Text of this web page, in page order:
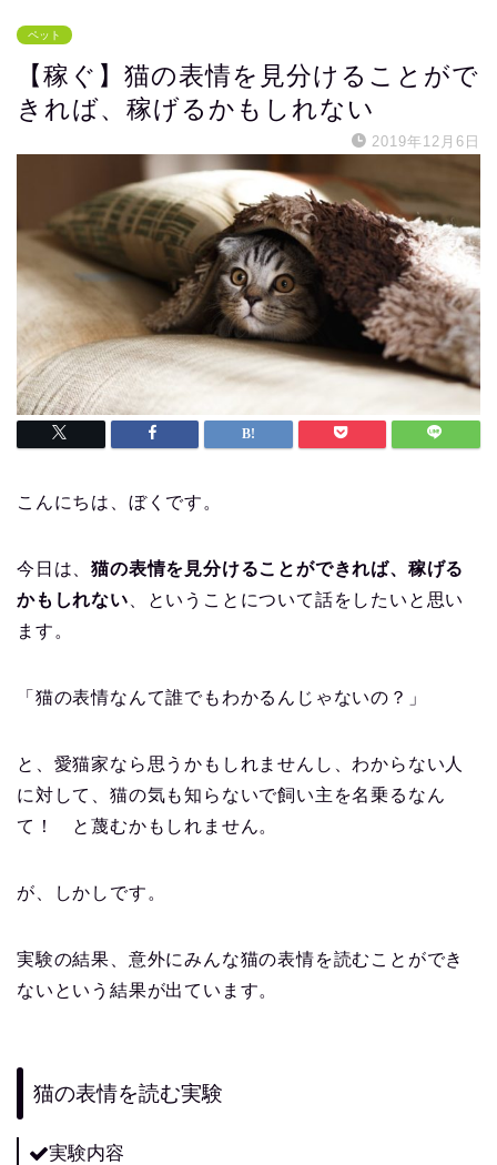
ペット
【稼ぐ】猫の表情を見分けることがで
きれば、稼げるかもしれない
2019年12月6日
こんにちは、ぼくです。
今日は、猫の表情を見分けることができれば、稼げる
かもしれない 、ということについて話をしたいと思い
ます。
「猫の表情なんて誰でもわかるんじゃないの？」
と、愛猫家なら思うかもしれませんし、わからない人
に対して、猫の気も知らないで飼い主を名乗るなん
て！ と蔑むかもしれません。
が、しかしです。
実験の結果、意外にみんな猫の表情を読むことができ
ないという結果が出ています。
猫の表情を読む実験
実験内容